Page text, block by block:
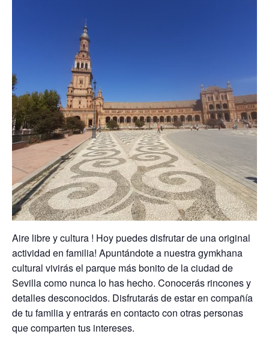
Aire libre y cultura ! Hoy puedes disfrutar de una original
actividad en familia! Apuntándote a nuestra gymkhana
cultural vivirás el parque más bonito de la ciudad de
Sevilla como nunca lo has hecho. Conocerás rincones y
detalles desconocidos. Disfrutarás de estar en compañía
de tu familia y entrarás en contacto con otras personas
que comparten tus intereses.